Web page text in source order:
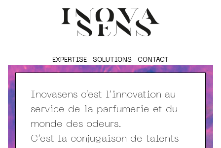
EXPERTISE SOLUTIONS CONTACT
Inovasens c’est l’innovation au
service de la parfumerie et du
monde des odeurs.
C’est la conjugaison de talents